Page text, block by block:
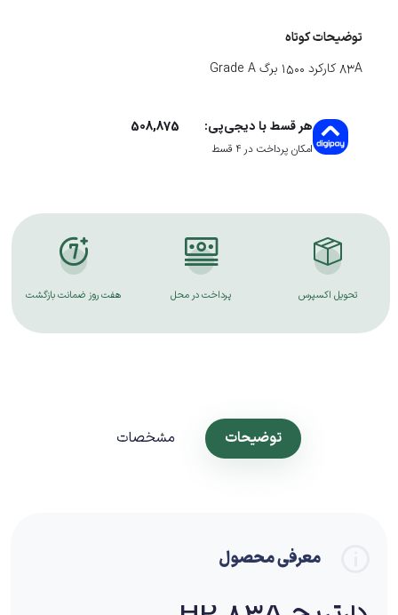
توضیحات کوتاه
83A کارکرد 1500 برگ Grade A
هر قسط با دیجی‌پی: 508,875
امکان پرداخت در 4 قسط
تحویل اکسپرس پرداخت در محل هفت روز ضمانت بازگشت
توضیحات مشخصات
معرفی محصول